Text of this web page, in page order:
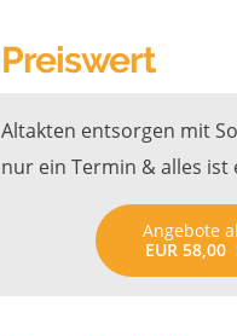
Preiswert
Altakten entsorgen mit
nur ein Termin & alles ist
Angebote
EUR 58,00